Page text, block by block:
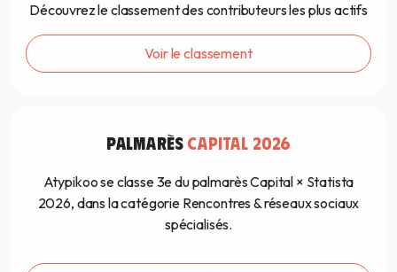
Découvrez le classement des contributeurs les plus actifs
Voir le classement
PALMARÈS CAPITAL 2026
Atypikoo se classe 3e du palmarès Capital × Statista
2026, dans la catégorie Rencontres & réseaux sociaux
spécialisés.